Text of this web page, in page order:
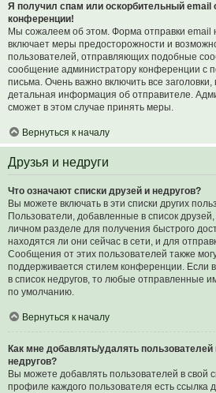
Я получил спам или оскорбительный email
конференции!
Мы сожалеем об этом. Форма отправки email
включает меры предосторожности и
пользователей, отправляющих подобные
сообщение администратору конференции с
письма. Очень важно включить все
детальная информация об отправителе.
сможет в этом случае принять меры.
Вернуться к началу
Друзья и недруги
Что означают списки друзей и недругов?
Вы можете включать в эти списки других
Пользователи, добавленные в список
личном разделе для получения быстрого
находятся ли они сейчас в сети, и для
Сообщения от этих пользователей также
поддерживается стилем конференции. Если
в список недругов, то любые отправленные
по умолчанию.
Вернуться к началу
Как мне добавлять/удалять
недругов?
Вы можете добавлять пользователей в свой
профиле каждого пользователя есть ссылка